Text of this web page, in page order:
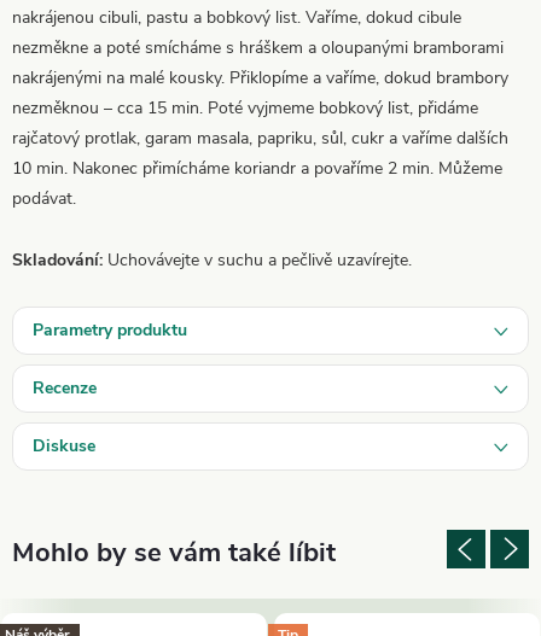
nakrájenou cibuli, pastu a bobkový list. Vaříme, dokud cibule
nezměkne a poté smícháme s hráškem a oloupanými bramborami
nakrájenými na malé kousky. Přiklopíme a vaříme, dokud brambory
nezměknou – cca 15 min. Poté vyjmeme bobkový list, přidáme
rajčatový protlak, garam masala, papriku, sůl, cukr a vaříme dalších
10 min. Nakonec přimícháme koriandr a povaříme 2 min. Můžeme
podávat.
Skladování: Uchovávejte v suchu a pečlivě uzavírejte.
Parametry produktu
Recenze
Diskuse